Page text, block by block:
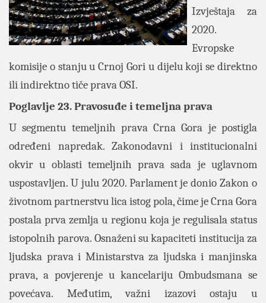
Izvještaja za
2020.
Evropske
komisije o stanju u Crnoj Gori u dijelu koji se direktno
ili indirektno tiče prava OSI.
Poglavlje 23. Pravosuđe i temeljna prava
U segmentu temeljnih prava Crna Gora je postigla
određeni napredak. Zakonodavni i institucionalni
okvir u oblasti temeljnih prava sada je uglavnom
uspostavljen. U julu 2020. Parlament je donio Zakon o
životnom partnerstvu lica istog pola, čime je Crna Gora
postala prva zemlja u regionu koja je regulisala status
istopolnih parova. Osnaženi su kapaciteti institucija za
ljudska prava i Ministarstva za ljudska i manjinska
prava, a povjerenje u kancelariju Ombudsmana se
povećava. Međutim, važni izazovi ostaju u